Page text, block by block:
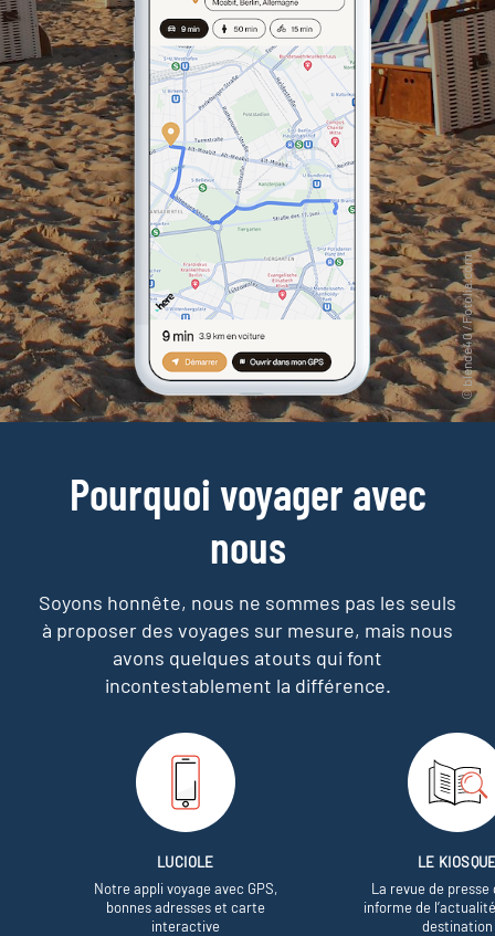
Pourquoi voyager avec
nous
Soyons honnête, nous ne sommes pas les seuls
à proposer des voyages sur mesure, mais nous
avons quelques atouts qui font
incontestablement la différence.
LUCIOLE
Notre appli voyage avec GPS,
bonnes adresses et carte
interactive
LE
La revue de presse
informe de
destination